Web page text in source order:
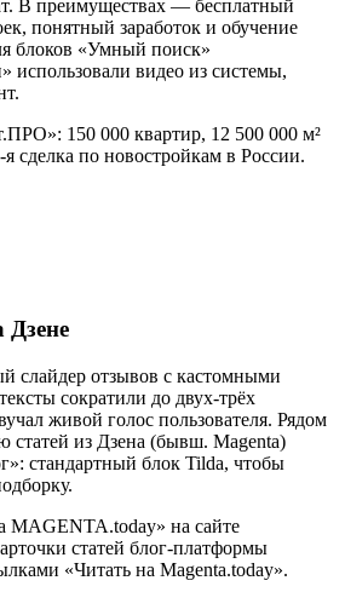
В преимуществах — бесплатный
понятный заработок и обучение
блоков «Умный поиск»
использовали видео из системы,
150 000 квартир, 12 500 000 м²
сделка по новостройкам в России.
слайдер отзывов с кастомными
сократили до двух-трёх
живой голос пользователя. Рядом
статей из Дзена (бывш. Magenta)
стандартный блок Tilda, чтобы
MAGENTA.today» на сайте
статей блог-платформы
«Читать на Magenta.today».